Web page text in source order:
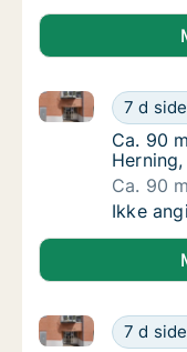
Ca. 90
7 d
Ca. 90 m2
Ca. 90
Ca. 90
Ca. 90
Ca. 90
Ikke
Ca. 90
7 d
Ca. 90 m2